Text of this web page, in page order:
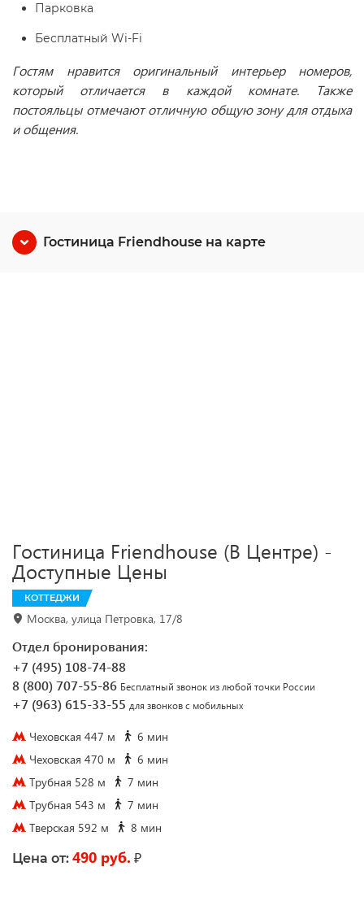
Парковка
Бесплатный Wi-Fi
Гостям нравится оригинальный интерьер номеров,
который отличается в каждой комнате. Также
постояльцы отмечают отличную общую зону для отдыха
и общения.
Гостиница Friendhouse на карте
Гостиница Friendhouse (В Центре) -
Доступные Цены
КОТТЕДЖИ
Москва, улица Петровка, 17/8
Отдел бронирования:
+7 (495) 108-74-88
8 (800) 707-55-86 Бесплатный звонок из любой точки России
+7 (963) 615-33-55 для звонков с мобильных
Чеховская 447 м
6 мин
Чеховская 470 м
6 мин
Трубная 528 м
7 мин
Трубная 543 м
7 мин
Тверская 592 м
8 мин
Цена от: 490 руб. ₽